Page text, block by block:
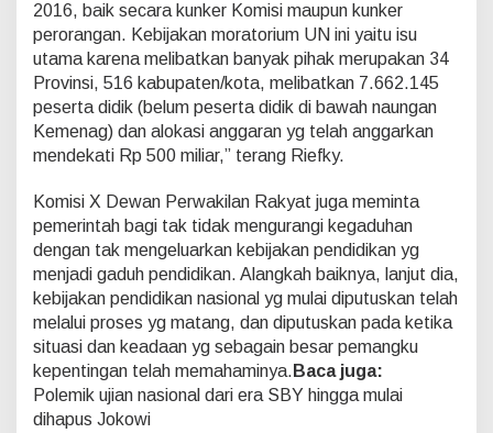
2016, baik secara kunker Komisi maupun kunker
perorangan. Kebijakan moratorium UN ini yaitu isu
utama karena melibatkan banyak pihak merupakan 34
Provinsi, 516 kabupaten/kota, melibatkan 7.662.145
peserta didik (belum peserta didik di bawah naungan
Kemenag) dan alokasi anggaran yg telah anggarkan
mendekati Rp 500 miliar,” terang Riefky.
Komisi X Dewan Perwakilan Rakyat juga meminta
pemerintah bagi tak tidak mengurangi kegaduhan
dengan tak mengeluarkan kebijakan pendidikan yg
menjadi gaduh pendidikan. Alangkah baiknya, lanjut dia,
kebijakan pendidikan nasional yg mulai diputuskan telah
melalui proses yg matang, dan diputuskan pada ketika
situasi dan keadaan yg sebagain besar pemangku
kepentingan telah memahaminya. Baca juga:
Polemik ujian nasional dari era SBY hingga mulai
dihapus Jokowi